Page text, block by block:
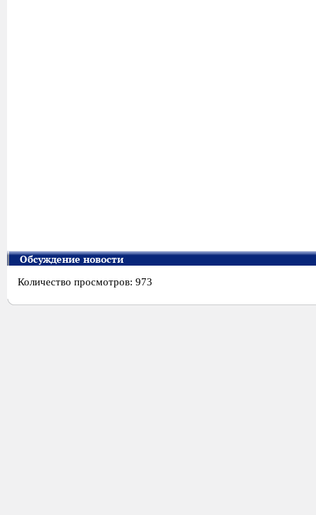
Обсуждение новости
Количество просмотров: 973